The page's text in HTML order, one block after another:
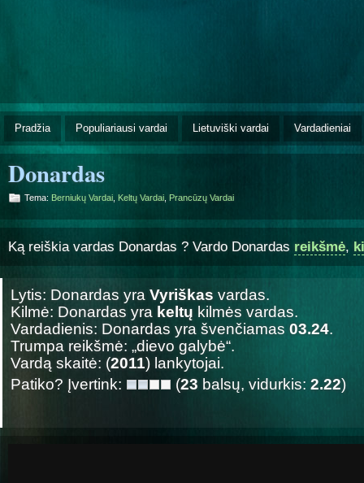
Pradžia Populiariausi vardai Lietuviški vardai Vardadieniai
Donardas
Tema: Berniukų Vardai Keltų Vardai Prancūzų Vardai
Ką reiškia vardas Donardas ? Vardo Donardas reikšmė,
Lytis: Donardas yra Vyriškas vardas.
Kilmė: Donardas yra keltų kilmės vardas.
Vardadienis: Donardas yra švenčiamas 03.24.
Trumpa reikšmė: „dievo galybė“.
Vardą skaitė: (2011) lankytojai.
Patiko? Įvertink:
(23 balsų, vidurkis: 2.22)